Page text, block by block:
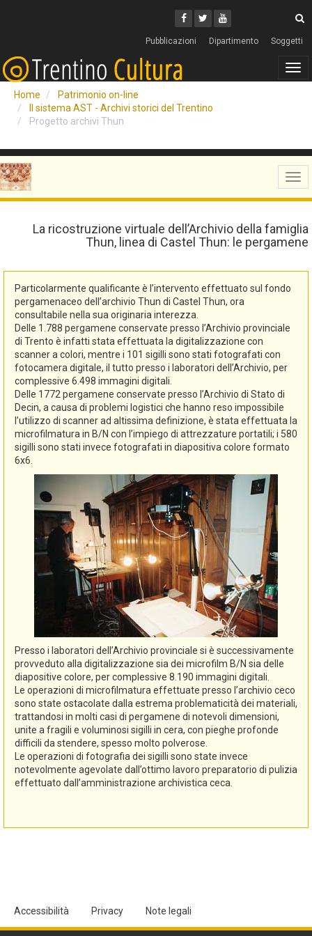
Facebook
Twitter
Youtube
Pubblicazioni Dipartimento Soggetti
Home
Patrimonio on-line
Il sistema AST - Archivi storici del Trentino
Progetto archivi Thun
La ricostruzione virtuale dell’Archivio della famiglia
Thun, linea di Castel Thun: le pergamene
Particolarmente qualificante è l’intervento effettuato sul fondo
pergamenaceo dell’archivio Thun di Castel Thun, ora
consultabile nella sua originaria interezza.
Delle 1.788 pergamene conservate presso l’Archivio provinciale
di Trento è infatti stata effettuata la digitalizzazione con
scanner a colori, mentre i 101 sigilli sono stati fotografati con
fotocamera digitale, il tutto presso i laboratori dell’Archivio, per
complessive 6.498 immagini digitali.
Delle 1772 pergamene conservate presso l’Archivio di Stato di
Decin, a causa di problemi logistici che hanno reso impossibile
l’utilizzo di scanner ad altissima definizione, è stata effettuata la
microfilmatura in B/N con l’impiego di attrezzature portatili; i 580
sigilli sono stati invece fotografati in diapositiva colore formato
6x6.
Presso i laboratori dell’Archivio provinciale si è successivamente
provveduto alla digitalizzazione sia dei microfilm B/N sia delle
diapositive colore, per complessive 8.190 immagini digitali.
Le operazioni di microfilmatura effettuate presso l’archivio ceco
sono state ostacolate dalla estrema problematicità dei materiali,
trattandosi in molti casi di pergamene di notevoli dimensioni,
unite a fragili e voluminosi sigilli in cera, con pieghe profonde
difficili da stendere, spesso molto polverose.
Le operazioni di fotografia dei sigilli sono state invece
notevolmente agevolate dall’ottimo lavoro preparatorio di pulizia
effettuato dall’amministrazione archivistica ceca.
Accessibilità Privacy Note legali